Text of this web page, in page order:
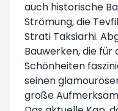
auch historische
Strömung, die
Strati Taksiarhi.
Bauwerken, die für
Schönheiten
seinen
große